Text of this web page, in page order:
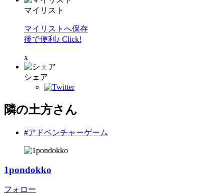
マイリスト
マイリストへ保存
後で便利♪ Click!
x
シェア
隣の土方さん
#アドベンチャーゲーム
1pondokko
フォロー